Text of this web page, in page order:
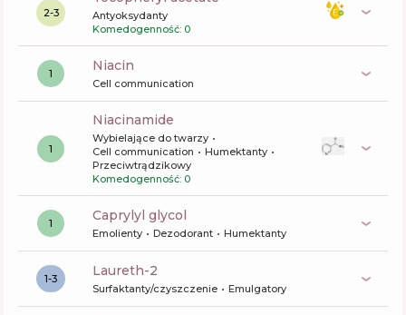
2-3
Antyoksydanty
Komedogenność: 0
1 niacin
Cell communication
1
niacinamide
Wybielające do twarzy
Cell communication
Humektanty
Przeciwtrądzikowy
Komedogenność: 0
1 caprylyl glycol
Emolienty Dezodorant Humektanty
1-3 laureth-2
Surfaktanty/czyszczenie Emulgatory